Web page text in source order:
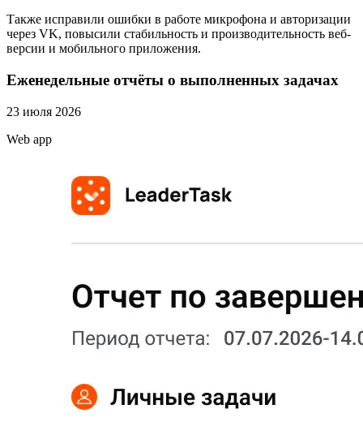
Также исправили ошибки в работе микрофона и авторизации
через VK, повысили стабильность и производительность веб-
версии и мобильного приложения.
Еженедельные отчёты о выполненных задачах
23 июля 2026
Web app